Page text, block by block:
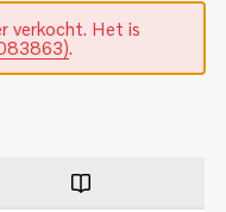
verkocht. Het is
.